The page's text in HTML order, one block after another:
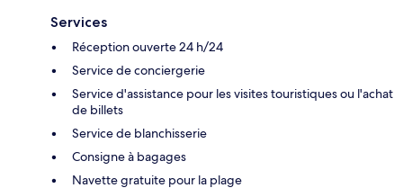
Services
Réception ouverte 24 h/24
Service de conciergerie
Service d'assistance pour les visites touristiques ou l'achat
de billets
Service de blanchisserie
Consigne à bagages
Navette gratuite pour la plage